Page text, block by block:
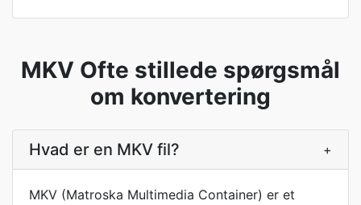
MKV Ofte stillede spørgsmål
om konvertering
Hvad er en MKV fil? +
MKV (Matroska Multimedia Container) er et